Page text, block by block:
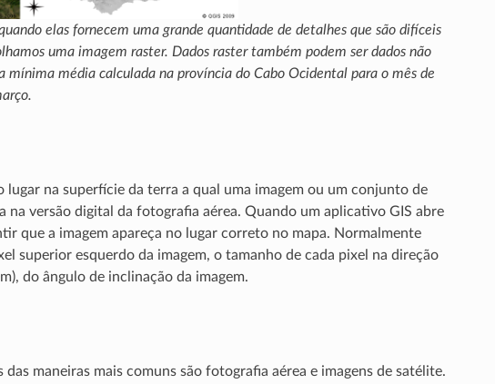
elas fornecem uma grande quantidade de detalhes que são difíceis
uma imagem raster. Dados raster também podem ser dados não
média calculada na província do Cabo Ocidental para o mês de
na superfície da terra a qual uma imagem ou um conjunto de
versão digital da fotografia aérea. Quando um aplicativo GIS abre
que a imagem apareça no lugar correto no mapa. Normalmente
superior esquerdo da imagem, o tamanho de cada pixel na direção
do ângulo de inclinação da imagem.
maneiras mais comuns são fotografia aérea e imagens de satélite.